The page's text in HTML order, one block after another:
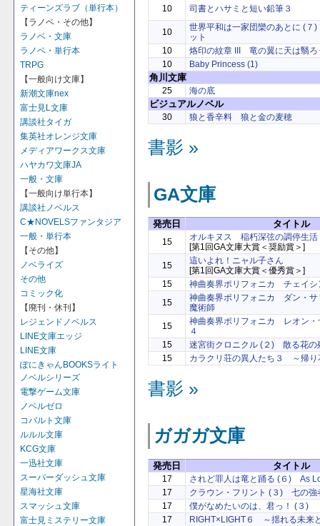
ティーンズラブ（単行本）
【ラノベ・その他】
ラノベ・文庫
ラノベ・単行本
TRPG
【一般向け文庫】
新潮文庫nex
富士見L文庫
講談社タイガ
集英社オレンジ文庫
メディアワークス文庫
ハヤカワ文庫JA
一般・文庫
【一般向け単行本】
講談社ノベルス
C★NOVELSファンタジア
一般・単行本
【その他】
ノベライズ
その他
コミック化
【廃刊・休刊】
レジェンドノベルス
LINE文庫エッジ
LINE文庫
ぽにきゃんBOOKSライト
ノベルシリーズ
電撃ゲーム文庫
ノベルゼロ
コバルト文庫
ルルル文庫
KCG文庫
一迅社文庫
スーパーダッシュ文庫
星海社文庫
スマッシュ文庫
富士見ミステリー文庫
10
司書とハサミと短い鉛筆３
10
世界平和は一家団欒のあとに (
ット
10
烙印の紋章 III 竜の翼に天は翳ろ
10
Baby Princess (1)
角川文庫
25 海の底
ビジュアルノベル
30 狼と香辛料 狼と金の麦穂
書影 »
GA文庫
発売日 タイトル
15
オルキヌス 稲朽深弦の調停生活
[第1回GA文庫大賞＜奨励賞＞]
15
這いよれ！ニャル子さん
[第1回GA文庫大賞＜優秀賞＞]
15
神曲奏界ポリフォニカ チェイシ
15
神曲奏界ポリフォニカ ダン・サ
魔術師
15
神曲奏界ポリフォニカ レオン・
４
15
迷宮街クロニクル (２) 散る花の
15
カラクリ荘の異人たち３ ～帰り
書影 »
ガガガ文庫
発売日 タイトル
17
されど罪人は竜と踊る (６) As
17
クラウン・フリント (３) 七の強
17
僕がなめたいのは、君っ！ (３)
17
RIGHT×LIGHT６ ～揺れる未来